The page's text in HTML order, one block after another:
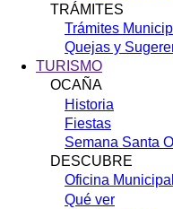
TRÁMITES
Trámites
Quejas y
TURISMO
OCAÑA
Historia
Fiestas
Semana Santa
DESCUBRE
Oficina
Qué ver